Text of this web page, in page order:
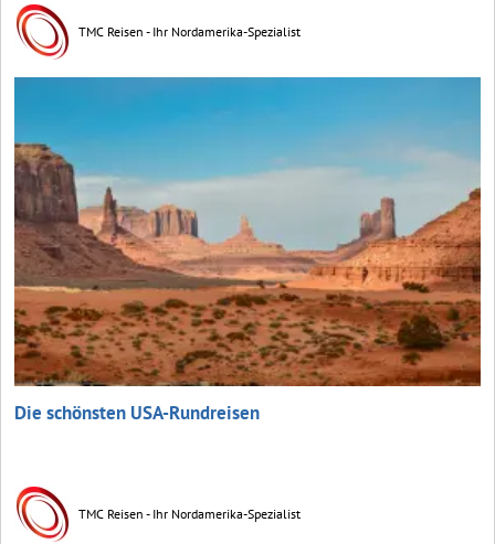
TMC Reisen - Ihr Nordamerika-Spezialist
Die schönsten USA-Rundreisen
TMC Reisen - Ihr Nordamerika-Spezialist